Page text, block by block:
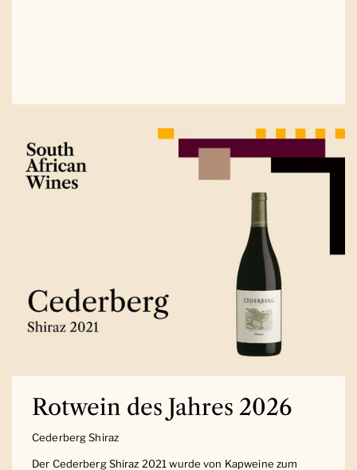
Rotwein des Jahres 2026
Cederberg Shiraz
Der Cederberg Shiraz 2021 wurde von Kapweine zum